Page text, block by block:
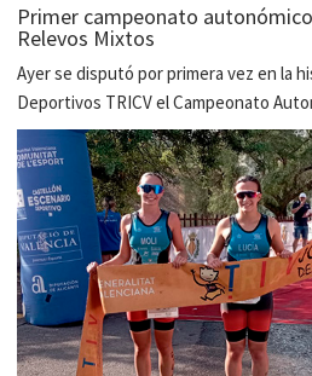
Primer campeonato
Relevos Mixtos
Ayer se disputó por primera vez en la
Deportivos TRICV el Campeonato